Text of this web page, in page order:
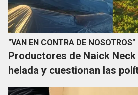
"VAN EN CONTRA DE NOSOTROS"
Productores de Naick
helada y cuestionan las